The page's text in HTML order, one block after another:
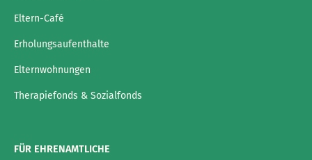
Eltern-Café
Erholungsaufenthalte
Elternwohnungen
Therapiefonds & Sozialfonds
FÜR EHRENAMTLICHE